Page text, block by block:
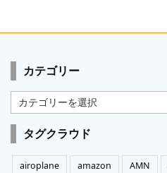
カテゴリー
カ
テ
ゴ
リ
ー
タグクラウド
airoplane amazon AMN